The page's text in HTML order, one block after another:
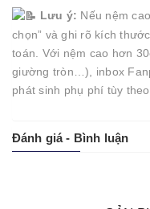
Lưu ý: Nếu nệm
chọn” và ghi rõ kích
toán. Với nệm cao hơn
giường tròn…), inbox
phát sinh phụ phí tùy theo
Đánh giá - Bình luận